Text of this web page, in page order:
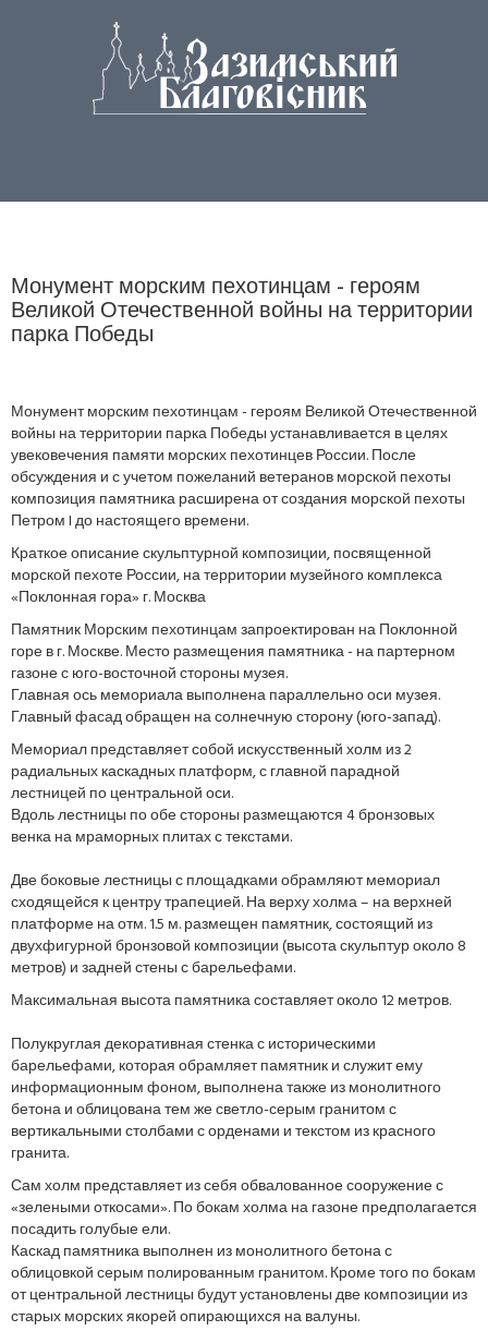
Монумент морским пехотинцам - героям
Великой Отечественной войны на территории
парка Победы
Монумент морским пехотинцам - героям Великой Отечественной
войны на территории парка Победы устанавливается в целях
увековечения памяти морских пехотинцев России. После
обсуждения и с учетом пожеланий ветеранов морской пехоты
композиция памятника расширена от создания морской пехоты
Петром I до настоящего времени.
Краткое описание скульптурной композиции, посвященной
морской пехоте России, на территории музейного комплекса
«Поклонная гора» г. Москва
Памятник Морским пехотинцам запроектирован на Поклонной
горе в г. Москве. Место размещения памятника - на партерном
газоне с юго-восточной стороны музея.
Главная ось мемориала выполнена параллельно оси музея.
Главный фасад обращен на солнечную сторону (юго-запад).
Мемориал представляет собой искусственный холм из 2
радиальных каскадных платформ, с главной парадной
лестницей по центральной оси.
Вдоль лестницы по обе стороны размещаются 4 бронзовых
венка на мраморных плитах с текстами.
Две боковые лестницы с площадками обрамляют мемориал
сходящейся к центру трапецией. На верху холма – на верхней
платформе на отм. 1.5 м. размещен памятник, состоящий из
двухфигурной бронзовой композиции (высота скульптур около 8
метров) и задней стены с барельефами.
Максимальная высота памятника составляет около 12 метров.
Полукруглая декоративная стенка с историческими
барельефами, которая обрамляет памятник и служит ему
информационным фоном, выполнена также из монолитного
бетона и облицована тем же светло-серым гранитом с
вертикальными столбами с орденами и текстом из красного
гранита.
Сам холм представляет из себя обвалованное сооружение с
«зелеными откосами». По бокам холма на газоне предполагается
посадить голубые ели.
Каскад памятника выполнен из монолитного бетона с
облицовкой серым полированным гранитом. Кроме того по бокам
от центральной лестницы будут установлены две композиции из
старых морских якорей опирающихся на валуны.